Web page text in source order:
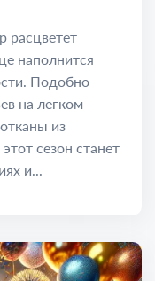
расцветет
наполнится
Подобно
на легком
из
сезон станет
и...